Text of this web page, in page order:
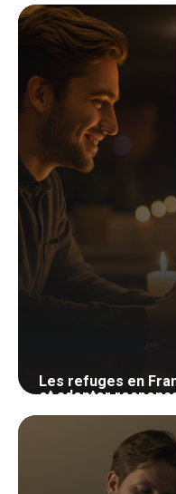
27 mai 2026
Les refuges en
et adopter